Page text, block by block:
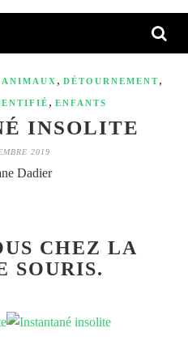
ANIMAUX , DÉTOURNEMENT,
, ENFANTS
INSOLITE
2019
Dadier
CHEZ LA
SOURIS.